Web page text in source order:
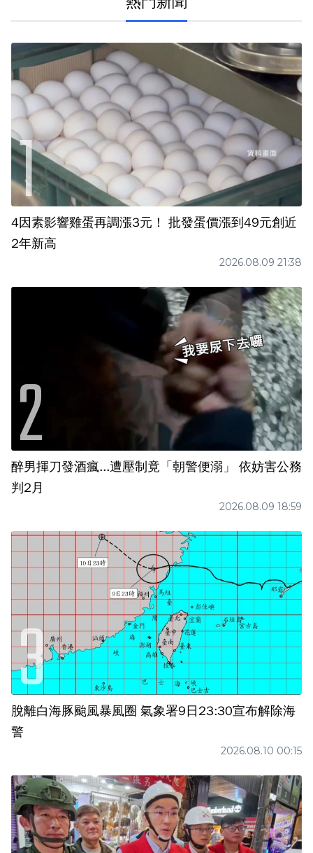
4因素影響雞蛋再調漲3元！ 批發蛋價漲到49元創近
2年新高
2026.08.09 21:38
醉男揮刀發酒瘋...遭壓制竟「朝警便溺」 依妨害公務
判2月
2026.08.09 18:59
脫離白海豚颱風暴風圈 氣象署9日23:30宣布解除海
警
2026.08.10 00:15